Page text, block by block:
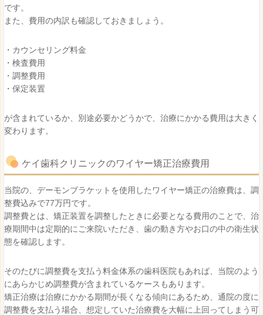
です。
また、費用の内訳も確認しておきましょう。
・カウンセリング料金
・検査費用
・調整費用
・保定装置
が含まれているか、別途必要かどうかで、治療にかかる費用は大きく
変わります。
ケイ歯科クリニックのワイヤー矯正治療費用
当院の、デーモンブラケットを使用したワイヤー矯正の治療費は、調
整費込みで77万円です。
調整費とは、矯正装置を調整したときに必要となる費用のことで、治
療期間中は定期的にご来院いただき、歯の動き方やお口の中の衛生状
態を確認します。
そのたびに調整費を支払う料金体系の歯科医院もあれば、当院のよう
にあらかじめ調整費が含まれているケースもあります。
矯正治療は治療にかかる期間が長くなる傾向にあるため、通院の度に
調整費を支払う場合、想定していた治療費を大幅に上回ってしまう可